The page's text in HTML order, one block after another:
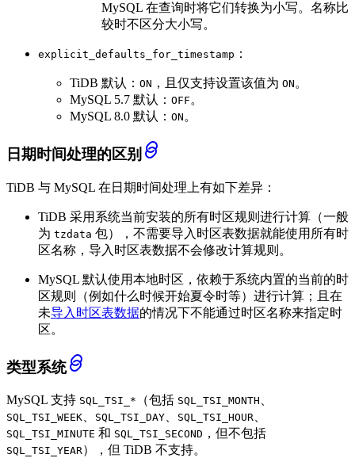
MySQL 在查询时将它们转换为小写。名称比
较时不区分大小写。
explicit_defaults_for_timestamp ：
TiDB 默认： ON ，且仅支持设置该值为 ON。
MySQL 5.7 默认： OFF。
MySQL 8.0 默认： ON。
日期时间处理的区别
TiDB 与 MySQL 在日期时间处理上有如下差异：
TiDB 采用系统当前安装的所有时区规则进行计算（一般
为 tzdata 包），不需要导入时区表数据就能使用所有时
区名称，导入时区表数据不会修改计算规则。
MySQL 默认使用本地时区，依赖于系统内置的当前的时
区规则（例如什么时候开始夏令时等）进行计算；且在
未导入时区表数据的情况下不能通过时区名称来指定时
区。
类型系统
MySQL 支持 SQL_TSI_* （包括 SQL_TSI_MONTH
SQL_TSI_WEEK SQL_TSI_DAY SQL_TSI_HOUR
SQL_TSI_MINUTE 和 SQL_TSI_SECOND ，但不包括
SQL_TSI_YEAR），但 TiDB 不支持。